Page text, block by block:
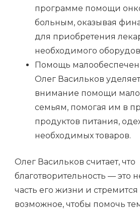
программе помощи
больным, оказывая
для приобретения
необходимого
Помощь
Олег Васильков
внимание помощи
семьям, помогая им в
продуктов питания,
необходимых товаров.
Олег Васильков считает, что
благотворительность — это
часть его жизни и стремится
возможное, чтобы помочь